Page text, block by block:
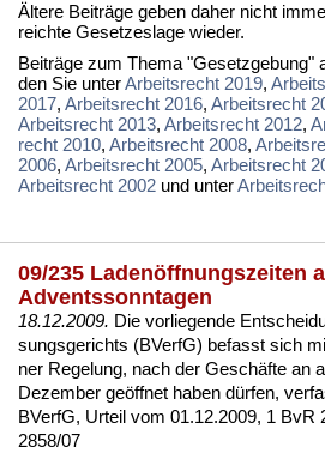
Äl­te­re Bei­trä­ge ge­ben da­her nicht
reich­te Ge­set­zes­la­ge wie­der.
Bei­trä­ge zum The­ma "Ge­setz­ge­bung"
den Sie un­terAr­beits­recht 2019,
2017, Ar­beits­recht 2016, Ar­beits­recht
Ar­beits­recht 2013, Ar­beits­recht 2012,
recht 2010, Ar­beits­recht 2008,
2006, Ar­beits­recht 2005, Ar­beits­recht
Ar­beits­recht 2002 und un­ter
09/235 Ladenöffnungszeiten
Adventssonntagen
18.12.2009. Die vor­lie­gen­de
sungs­ge­richts (BVerfG) be­fasst sich
ner Re­ge­lung, nach der Geschäfte an
De­zem­ber geöff­net ha­ben dürfen,
BVerfG, Ur­teil vom 01.12.2009, 1 BvR
2858/07